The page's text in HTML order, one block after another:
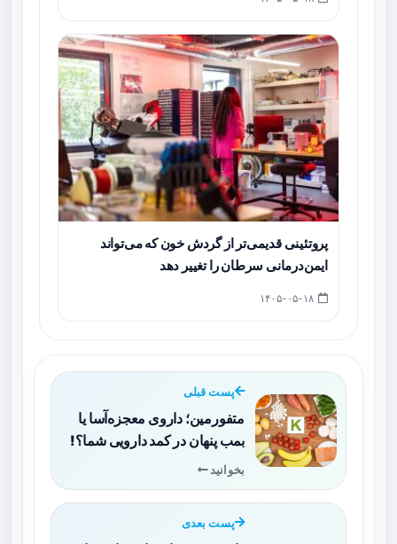
پروتئینی قدیمی‌تر از گردش خون که می‌تواند
ایمن‌درمانی سرطان را تغییر دهد
پست قبلی
متفورمین؛ داروی معجزه‌آسا یا
بمب پنهان در کمد دارویی شما؟!
بخوانید
پست بعدی